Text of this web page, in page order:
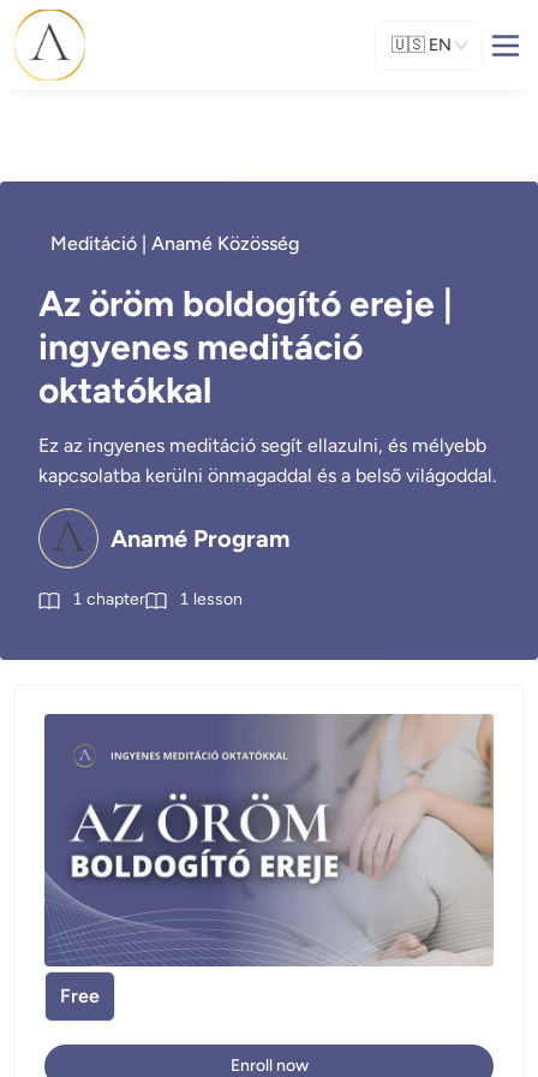
🇺🇸 EN
Meditáció | Anamé Közösség
Az öröm boldogító ereje |
ingyenes meditáció
oktatókkal
Ez az ingyenes meditáció segít ellazulni, és mélyebb
kapcsolatba kerülni önmagaddal és a belső világoddal.
Anamé Program
1 chapter 1 lesson
Free
Enroll now